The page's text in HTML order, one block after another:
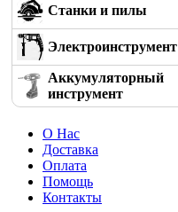
Станки и пилы
Электроинструмент
Аккумуляторный
инструмент
О Нас
Доставка
Оплата
Помощь
Контакты